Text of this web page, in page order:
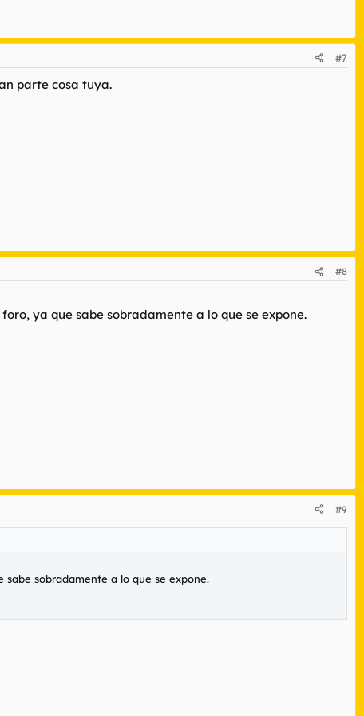
#7
parte cosa tuya.
#8
ya que sabe sobradamente a lo que se expone.
#9
sobradamente a lo que se expone.